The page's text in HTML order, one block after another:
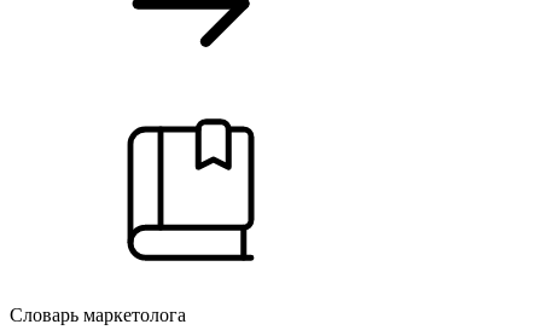
Словарь маркетолога